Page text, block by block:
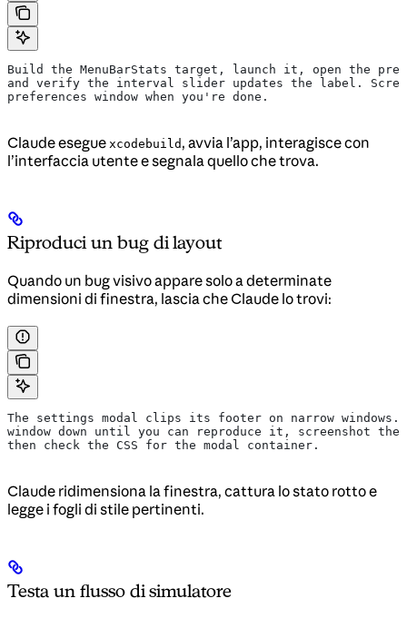
Build the MenuBarStats target, launch it, open the
and verify the interval slider updates the label.
preferences window when you're done.
Claude esegue xcodebuild , avvia l’app, interagisce con
l’interfaccia utente e segnala quello che trova.
Riproduci un bug di layout
Quando un bug visivo appare solo a determinate
dimensioni di finestra, lascia che Claude lo trovi:
The settings modal clips its footer on narrow windows.
window down until you can reproduce it, screenshot
then check the CSS for the modal container.
Claude ridimensiona la finestra, cattura lo stato rotto e
legge i fogli di stile pertinenti.
Testa un flusso di simulatore